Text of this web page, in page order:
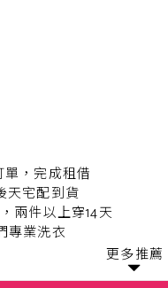
單，完成租借
天宅配到貨
兩件以上穿14天
專業洗衣
更多推薦